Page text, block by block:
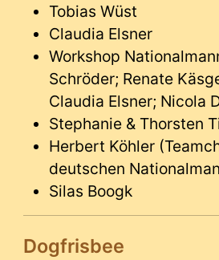
Tobias Wüst
Claudia Elsner
Workshop
Schröder; Renate
Claudia Elsner; Nicola
Stephanie & Thorsten
Herbert Köhler
deutschen
Silas Boogk
Dogfrisbee